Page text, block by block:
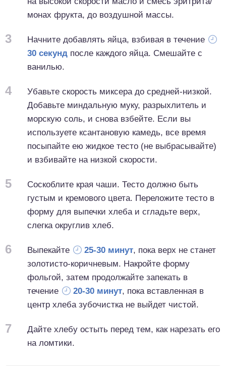
монах фрукта, до воздушной массы.
3
Начните добавлять яйца, взбивая в течение
30 секунд после каждого яйца. Смешайте с
ванилью.
4
Убавьте скорость миксера до средней-низкой.
Добавьте миндальную муку, разрыхлитель и
морскую соль, и снова взбейте. Если вы
используете ксантановую камедь, все время
посыпайте ею жидкое тесто (не выбрасывайте)
и взбивайте на низкой скорости.
5
Соскоблите края чаши. Тесто должно быть
густым и кремового цвета. Переложите тесто в
форму для выпечки хлеба и сгладьте верх,
слегка округлив хлеб.
6 Выпекайте 25-30 минут, пока верх не станет
золотисто-коричневым. Накройте форму
фольгой, затем продолжайте запекать в
течение
20-30 минут, пока вставленная в
центр хлеба зубочистка не выйдет чистой.
7
Дайте хлебу остыть перед тем, как нарезать его
на ломтики.